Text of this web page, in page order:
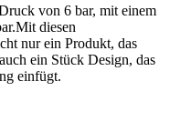
von 6 bar, mit einem
diesen
nur ein Produkt, das
ein Stück Design, das
einfügt.